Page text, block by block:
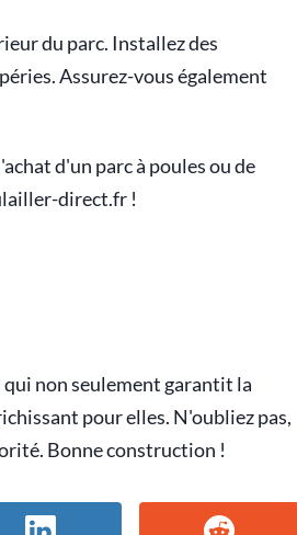
du parc. Installez des
Assurez-vous également
d'un parc à poules ou de
direct.fr !
qui non seulement garantit la
pour elles. N'oubliez pas,
Bonne construction !